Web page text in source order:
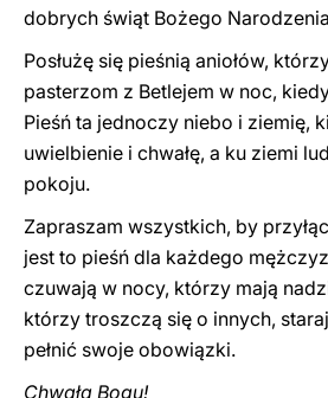
dobrych świąt Bożego
Posłużę się pieśnią aniołów,
pasterzom z Betlejem w noc,
Pieśń ta jednoczy niebo i ziemię,
uwielbienie i chwałę, a ku ziemi
pokoju.
Zapraszam wszystkich, by
jest to pieśń dla każdego
czuwają w nocy, którzy mają
którzy troszczą się o innych,
pełnić swoje obowiązki.
Chwała Bogu!